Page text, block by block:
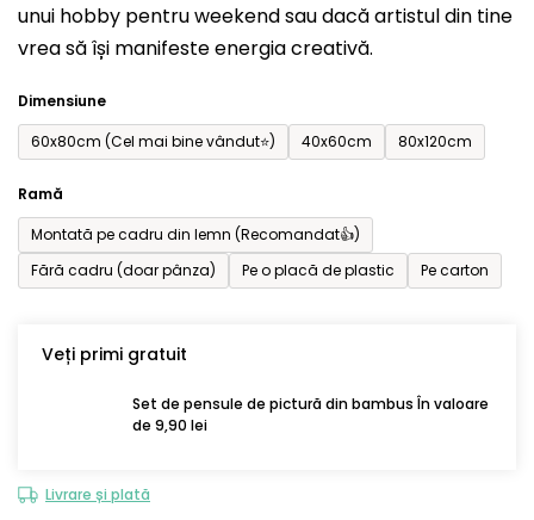
unui hobby pentru weekend sau dacă artistul din tine
vrea să își manifeste energia creativă.
Dimensiune
60x80cm (Cel mai bine vândut⭐)
40x60cm 80x120cm
Ramă
Montată pe cadru din lemn (Recomandat👍)
Fără cadru (doar pânza)
Pe o placă de plastic Pe carton
Veți primi gratuit
Set de pensule de pictură din bambus În valoare
de 9,90 lei
Livrare și plată